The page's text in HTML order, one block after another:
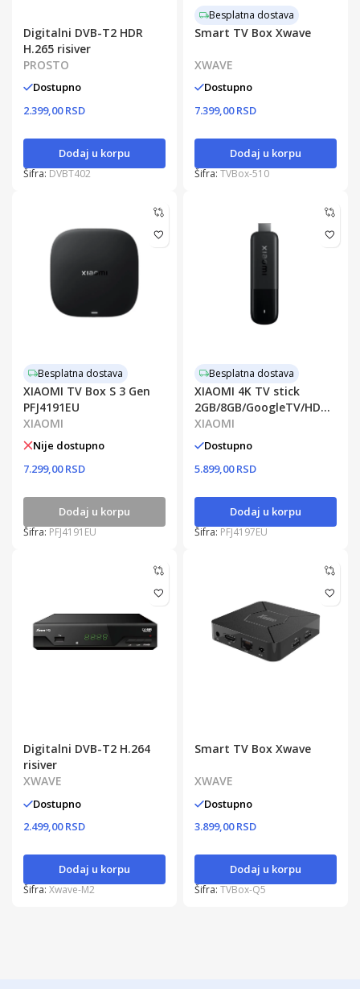
Digitalni DVB-T2 HDR
H.265 risiver
PROSTO
Dostupno
2.399,00 RSD
Dodaj u korpu
Šifra: DVBT402
Besplatna dostava
Smart TV Box Xwave
XWAVE
Dostupno
7.399,00 RSD
Dodaj u korpu
Šifra:TVBox-510
Besplatna dostava
XIAOMI TV Box S 3 Gen
PFJ4191EU
XIAOMI
Nije dostupno
7.299,00 RSD
Dodaj u korpu
Šifra: PFJ4191EU
Besplatna dostava
XIAOMI 4K TV stick
2GB/8GB/GoogleTV/HDMI
OB6-EU PFJ4197EU
XIAOMI
Dostupno
5.899,00 RSD
Dodaj u korpu
Šifra: PFJ4197EU
Digitalni DVB-T2 H.264
risiver
XWAVE
Dostupno
2.499,00 RSD
Dodaj u korpu
Šifra: Xwave-M2
Smart TV Box Xwave
XWAVE
Dostupno
3.899,00 RSD
Dodaj u korpu
Šifra:TVBox-Q5